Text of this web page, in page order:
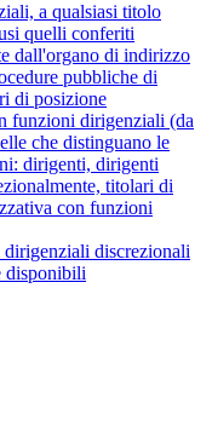
a qualsiasi titolo
quelli conferiti
dall'organo di indirizzo
pubbliche di
di posizione
funzioni dirigenziali (da
che distinguano le
dirigenti, dirigenti
titolari di
con funzioni
discrezionali
disponibili